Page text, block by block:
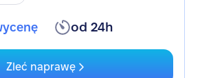
od 24h
Zleć naprawę